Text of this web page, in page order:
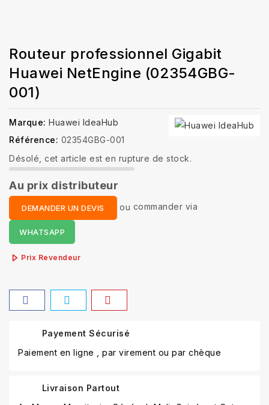
Routeur professionnel Gigabit
Huawei NetEngine (02354GBG-
001)
Marque: Huawei IdeaHub
Référence: 02354GBG-001
Désolé, cet article est en rupture de stock.
Au prix distributeur
DEMANDER UN DEVIS ou commander via
WHATSAPP
Prix Revendeur
Payement Sécurisé
Paiement en ligne , par virement ou par chèque
Livraison Partout